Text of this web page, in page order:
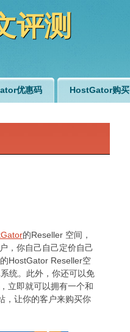
评测
优惠码 HostGator购买
的Reseller 空间，
，你自己自己定价自己
HostGator Reseller空
统。此外，你还可以免
立即就可以拥有一个和
，让你的客户来购买你